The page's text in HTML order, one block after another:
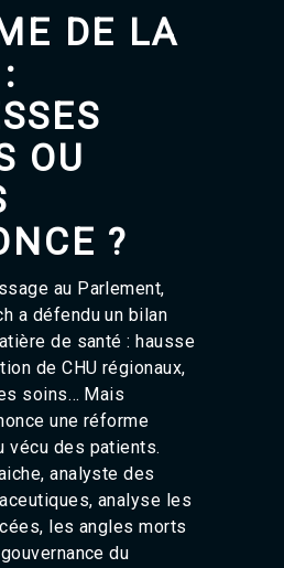
El Jadida 97.3
Chefchaouen 106.4
Essaouira 96.6
Safi 92.3
Taza 103.0
Taounate 95.6
92.2
Taroudant 104.9
Tan-Tan 95.2
Tafraout 104.9
DE LA
OU
?
au Parlement,
a défendu un bilan
de santé : hausse
de CHU régionaux,
soins… Mais
une réforme
vécu des patients.
, analyste des
analyse les
les angles morts
du